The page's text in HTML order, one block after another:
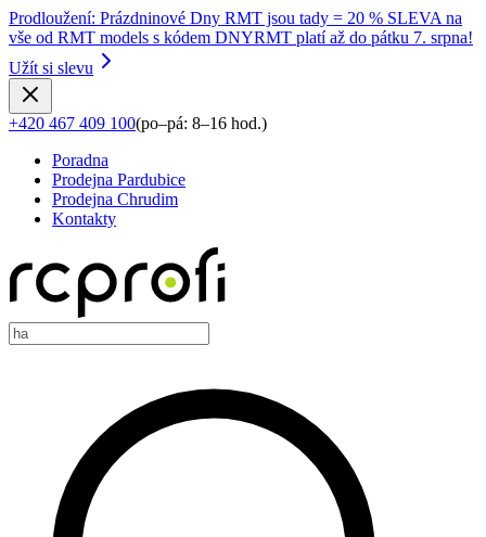
Prodloužení: Prázdninové Dny RMT jsou tady = 20 % SLEVA na
vše od RMT models s kódem DNYRMT platí až do pátku 7. srpna!
Užít si slevu
+420 467 409 100(po–pá: 8–16 hod.)
Poradna
Prodejna Pardubice
Prodejna Chrudim
Kontakty